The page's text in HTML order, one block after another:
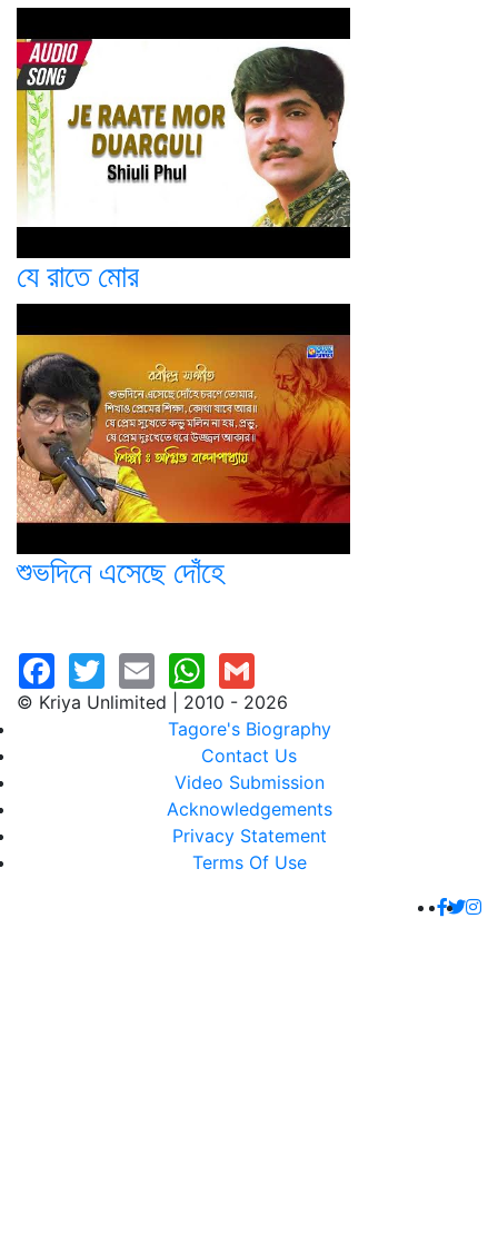
যে রাতে মোর
শুভদিনে এসেছে দোঁহে
© Kriya Unlimited | 2010 - 2026
Tagore's Biography
Contact Us
Video Submission
Acknowledgements
Privacy Statement
Terms Of Use